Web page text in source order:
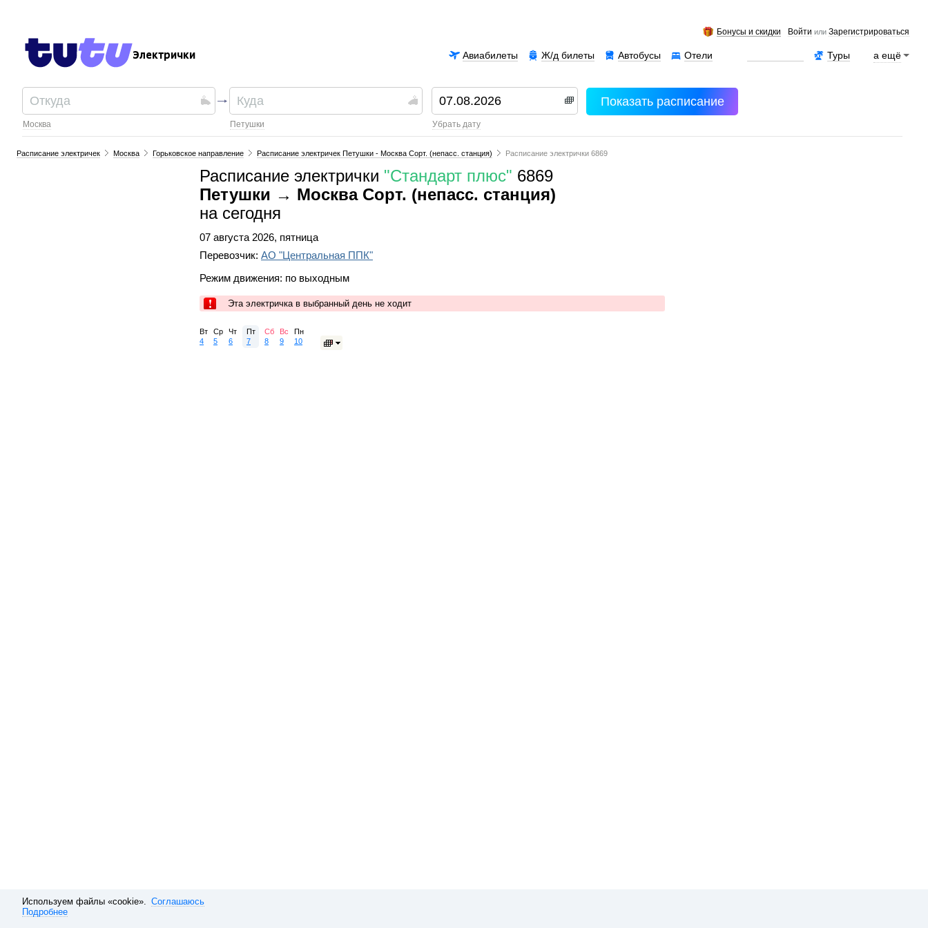
Бонусы и скидки Войти илиЗарегистрироваться
а ещё
Туры
Электрички Отели
Автобусы
Ж/д билеты
Авиабилеты
Москва Петушки убрать дату
Показать расписание
Расписание электричек Москва Горьковское направление Расписание электричек Петушки - Москва Сорт. (непасс. станция) Расписание электрички 6869
Расписание электрички "Стандарт плюс" 6869
Петушки → Москва Сорт. (непасс. станция)
на сегодня
07 августа 2026, пятница
Перевозчик: АО "Центральная ППК"
Режим движения: по выходным
Эта электричка в выбранный день не ходит
Вт
4
Ср
5
Чт
6
Пт
7
Сб
8
Вс
9
Пн
10
Используем файлы «cookie». Соглашаюсь
Подробнее